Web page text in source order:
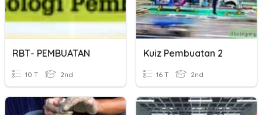
RBT- PEMBUATAN
10 T 2nd
Kuiz Pembuatan 2
16 T 2nd